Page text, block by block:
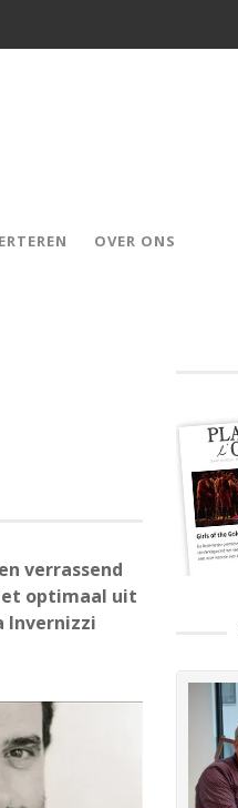
OVER ONS
verrassend
optimaal uit
Invernizzi